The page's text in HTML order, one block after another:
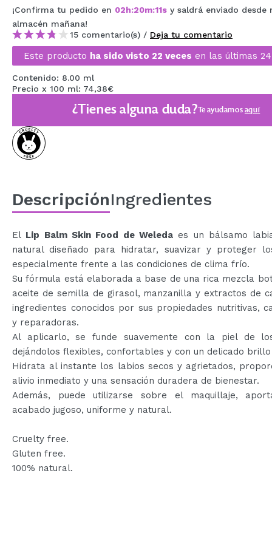
MAQUIFARMA
KOREA ZONE
TRAVEL SIZE
NATURE
OFERTAS
OUTLET
PRÓXIMAMENTE
¡Confirma tu pedido en 02h:20m:10s y saldrá enviado desde
almacén mañana!
15 comentario(s) / Deja tu comentario
Este producto ha sido visto 22 veces en las últimas
Contenido: 8.00 ml
Precio x 100 ml: 74,38€
¿Tienes alguna duda?Te ayudamosaquí
DescripciónIngredientes
El Lip Balm Skin Food de Weleda es un bálsamo
natural diseñado para hidratar, suavizar y proteger
especialmente frente a las condiciones de clima frío.
Su fórmula está elaborada a base de una rica mezcla
aceite de semilla de girasol, manzanilla y extractos de
ingredientes conocidos por sus propiedades nutritivas,
y reparadoras.
Al aplicarlo, se funde suavemente con la piel de
dejándolos flexibles, confortables y con un delicado
Hidrata al instante los labios secos y agrietados,
alivio inmediato y una sensación duradera de bienestar.
Además, puede utilizarse sobre el maquillaje,
acabado jugoso, uniforme y natural.
Cruelty free.
Gluten free.
100% natural.